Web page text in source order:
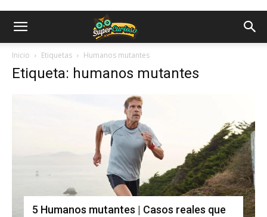
Inicio Etiquetas Humanos mutantes
Etiqueta: humanos mutantes
5 Humanos mutantes | Casos reales que